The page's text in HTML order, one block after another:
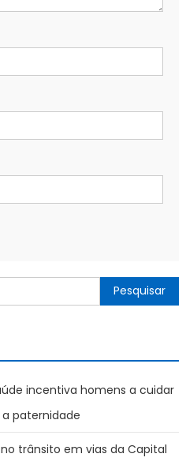
incentiva homens a cuidar
paternidade
trânsito em vias da Capital